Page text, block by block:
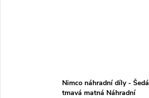
Nimco náhradní díly - Šedá
tmavá matná Náhradní